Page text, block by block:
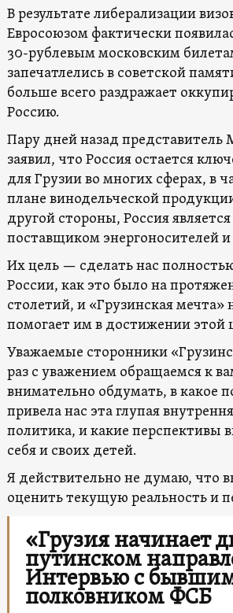
В результате либерализации
Евросоюзом фактически
30-рублевым московским
запечатлелись в советской
больше всего раздражает
Россию.
Пару дней назад
заявил, что Россия остается
для Грузии во многих сферах, в
плане винодельческой
другой стороны, Россия
поставщиком энергоносителей и
Их цель — сделать нас
России, как это было на
столетий, и «Грузинская мечта»
помогает им в достижении этой
Уважаемые сторонники
раз с уважением обращаемся к
внимательно обдумать, в какое
привела нас эта глупая
политика, и какие перспективы
себя и своих детей.
Я действительно не думаю, что
оценить текущую реальность и
«Грузия начинает
путинском
Интервью с
полковником ФСБ